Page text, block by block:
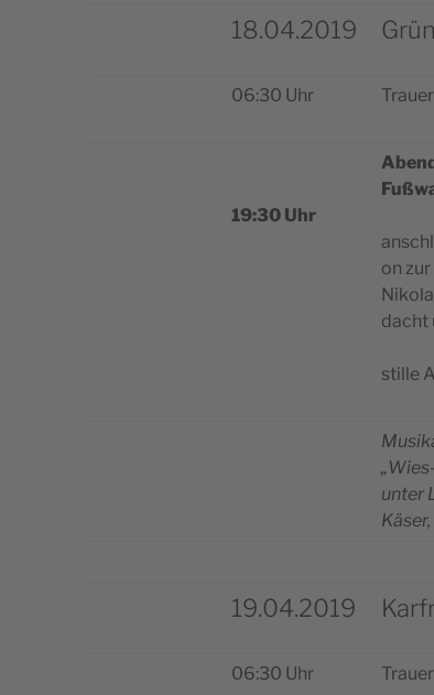
18.04.2019
06:30 Uhr
19:30 Uhr
on zur
dacht
stil­le
unter
19.04.2019
06:30 Uhr